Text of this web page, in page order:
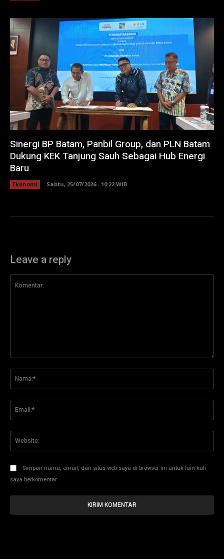
Sinergi BP Batam, Panbil Group, dan PLN Batam
Dukung KEK Tanjung Sauh Sebagai Hub Energi
Baru
Ekonomi Sabtu, 25/07/2026 - 10:22 WIB
Leave a reply
Simpan nama, email, dan situs web saya di browser ini untuk lain kali
saya berkomentar.